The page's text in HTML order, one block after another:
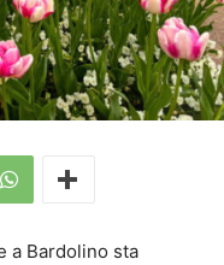
a Bardolino sta